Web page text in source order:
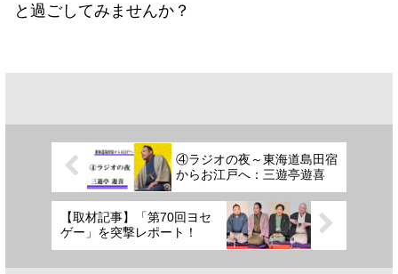
と過ごしてみませんか？
④ラジオの夜～東海道島田宿
からお江戸へ：三遊亭遊喜
【取材記事】「第70回ヨセ
ゲー」を突撃レポート！